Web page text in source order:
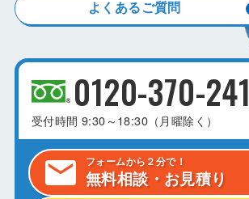
よくあるご質問
0120-370-241
受付時間 9:30～18:30（月曜除く）
フォームから２分で！
無料相談・お見積り